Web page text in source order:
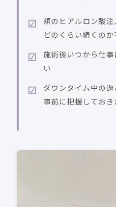
頬のヒアルロン酸
どのくらい続くのか
施術後いつから仕
い
ダウンタイム中の
事前に把握しておき